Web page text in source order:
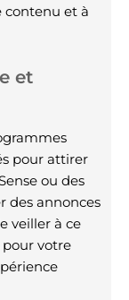
contenu et à
et
pour attirer
ou des
des annonces
veiller à ce
votre